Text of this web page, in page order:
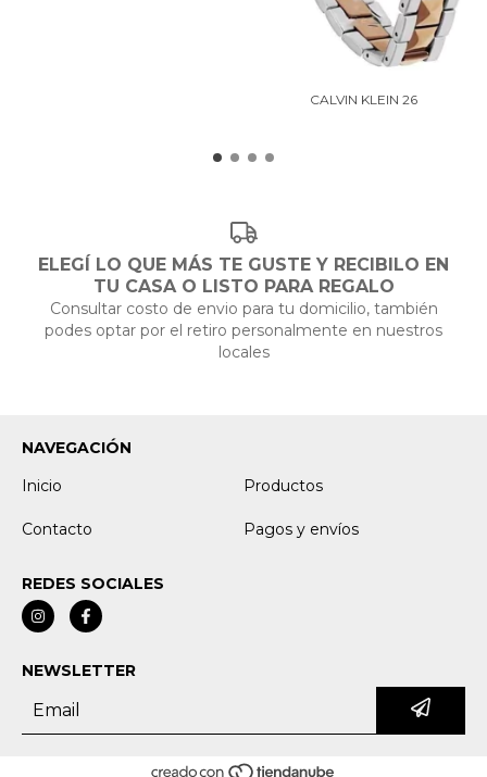
CALVIN KLEIN 26
ELEGÍ LO QUE MÁS TE GUSTE Y RECIBILO EN
TU CASA O LISTO PARA REGALO
Consultar costo de envio para tu domicilio, también
podes optar por el retiro personalmente en nuestros
locales
NAVEGACIÓN
Inicio
Productos
Contacto Pagos y envíos
REDES SOCIALES
NEWSLETTER